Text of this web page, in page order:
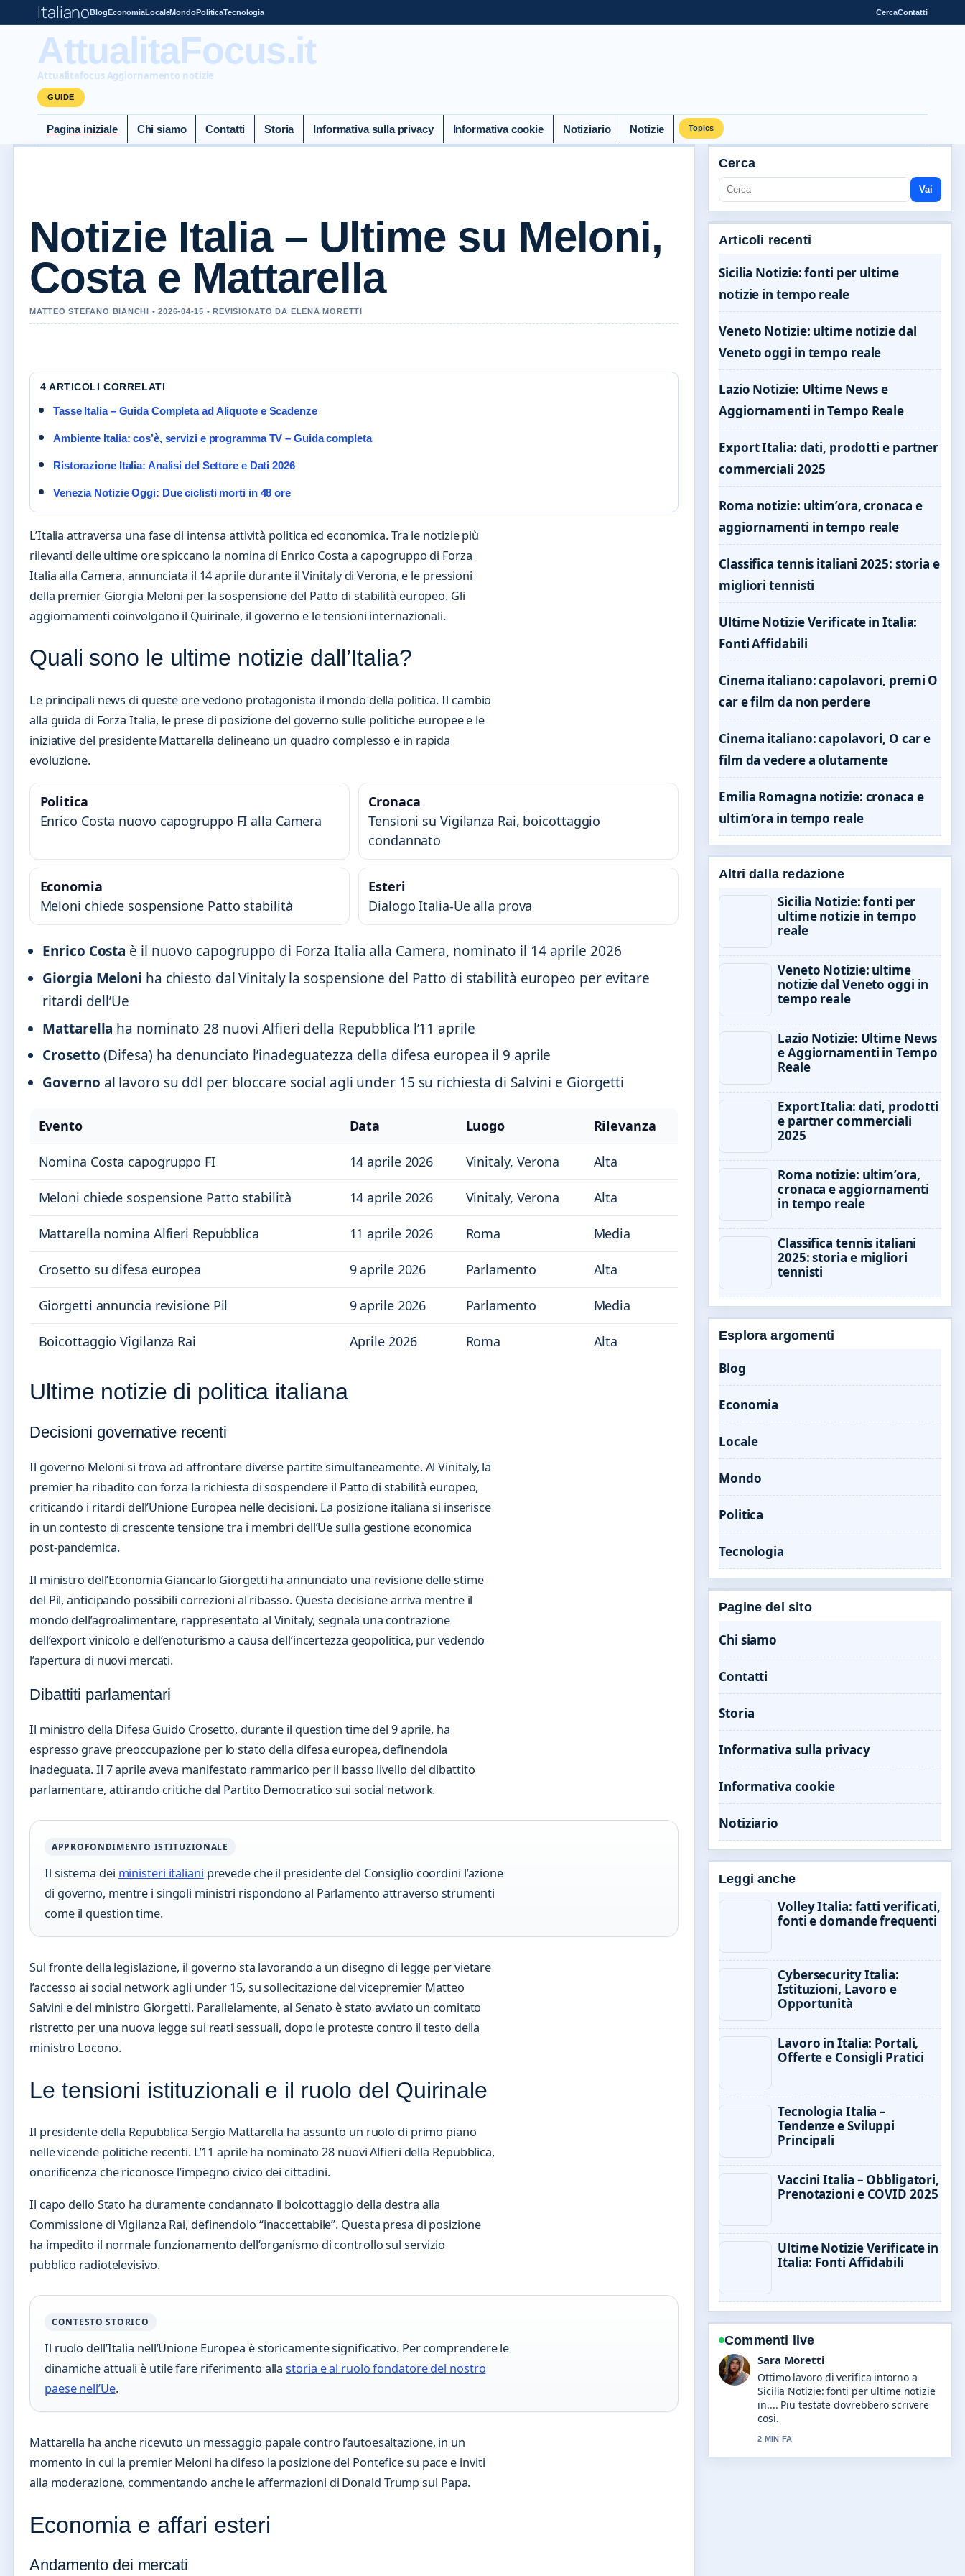
ItalianoBlogEconomiaLocaleMondoPoliticaTecnologia CercaContatti
AttualitaFocus.it
Attualitafocus Aggiornamento notizie
GUIDE
Pagina iniziale Chi siamo Contatti Storia Informativa sulla privacy Informativa cookie Notiziario Notizie Topics
Notizie Italia – Ultime su Meloni,
Costa e Mattarella
MATTEO STEFANO BIANCHI • 2026-04-15 • REVISIONATO DA ELENA MORETTI
4 ARTICOLI CORRELATI
Tasse Italia – Guida Completa ad Aliquote e Scadenze
Ambiente Italia: cos’è, servizi e programma TV – Guida completa
Ristorazione Italia: Analisi del Settore e Dati 2026
Venezia Notizie Oggi: Due ciclisti morti in 48 ore
L’Italia attraversa una fase di intensa attività politica ed economica. Tra le notizie più
rilevanti delle ultime ore spiccano la nomina di Enrico Costa a capogruppo di Forza
Italia alla Camera, annunciata il 14 aprile durante il Vinitaly di Verona, e le pressioni
della premier Giorgia Meloni per la sospensione del Patto di stabilità europeo. Gli
aggiornamenti coinvolgono il Quirinale, il governo e le tensioni internazionali.
Quali sono le ultime notizie dall’Italia?
Le principali news di queste ore vedono protagonista il mondo della politica. Il cambio
alla guida di Forza Italia, le prese di posizione del governo sulle politiche europee e le
iniziative del presidente Mattarella delineano un quadro complesso e in rapida
evoluzione.
Politica
Enrico Costa nuovo capogruppo FI alla Camera
Cronaca
Tensioni su Vigilanza Rai, boicottaggio
condannato
Economia
Meloni chiede sospensione Patto stabilità
Esteri
Dialogo Italia-Ue alla prova
Enrico Costa è il nuovo capogruppo di Forza Italia alla Camera, nominato il 14 aprile 2026
Giorgia Meloni ha chiesto dal Vinitaly la sospensione del Patto di stabilità europeo per evitare
ritardi dell’Ue
Mattarella ha nominato 28 nuovi Alfieri della Repubblica l’11 aprile
Crosetto(Difesa) ha denunciato l’inadeguatezza della difesa europea il 9 aprile
Governo al lavoro su ddl per bloccare social agli under 15 su richiesta di Salvini e Giorgetti
Evento Data Luogo Rilevanza
Nomina Costa capogruppo FI 14 aprile 2026 Vinitaly, Verona Alta
Meloni chiede sospensione Patto stabilità 14 aprile 2026 Vinitaly, Verona Alta
Mattarella nomina Alfieri Repubblica 11 aprile 2026 Roma Media
Crosetto su difesa europea 9 aprile 2026 Parlamento Alta
Giorgetti annuncia revisione Pil 9 aprile 2026 Parlamento Media
Boicottaggio Vigilanza Rai Aprile 2026 Roma Alta
Ultime notizie di politica italiana
Decisioni governative recenti
Il governo Meloni si trova ad affrontare diverse partite simultaneamente. Al Vinitaly, la
premier ha ribadito con forza la richiesta di sospendere il Patto di stabilità europeo,
criticando i ritardi dell’Unione Europea nelle decisioni. La posizione italiana si inserisce
in un contesto di crescente tensione tra i membri dell’Ue sulla gestione economica
post-pandemica.
Il ministro dell’Economia Giancarlo Giorgetti ha annunciato una revisione delle stime
del Pil, anticipando possibili correzioni al ribasso. Questa decisione arriva mentre il
mondo dell’agroalimentare, rappresentato al Vinitaly, segnala una contrazione
dell’export vinicolo e dell’enoturismo a causa dell’incertezza geopolitica, pur vedendo
l’apertura di nuovi mercati.
Dibattiti parlamentari
Il ministro della Difesa Guido Crosetto, durante il question time del 9 aprile, ha
espresso grave preoccupazione per lo stato della difesa europea, definendola
inadeguata. Il 7 aprile aveva manifestato rammarico per il basso livello del dibattito
parlamentare, attirando critiche dal Partito Democratico sui social network.
APPROFONDIMENTO ISTITUZIONALE
Il sistema dei ministeri italiani prevede che il presidente del Consiglio coordini l’azione
di governo, mentre i singoli ministri rispondono al Parlamento attraverso strumenti
come il question time.
Sul fronte della legislazione, il governo sta lavorando a un disegno di legge per vietare
l’accesso ai social network agli under 15, su sollecitazione del vicepremier Matteo
Salvini e del ministro Giorgetti. Parallelamente, al Senato è stato avviato un comitato
ristretto per una nuova legge sui reati sessuali, dopo le proteste contro il testo della
ministro Locono.
Le tensioni istituzionali e il ruolo del Quirinale
Il presidente della Repubblica Sergio Mattarella ha assunto un ruolo di primo piano
nelle vicende politiche recenti. L’11 aprile ha nominato 28 nuovi Alfieri della Repubblica,
onorificenza che riconosce l’impegno civico dei cittadini.
Il capo dello Stato ha duramente condannato il boicottaggio della destra alla
Commissione di Vigilanza Rai, definendolo “inaccettabile”. Questa presa di posizione
ha impedito il normale funzionamento dell’organismo di controllo sul servizio
pubblico radiotelevisivo.
CONTESTO STORICO
Il ruolo dell’Italia nell’Unione Europea è storicamente significativo. Per comprendere le
dinamiche attuali è utile fare riferimento allastoria e al ruolo fondatore del nostro
paese nell’Ue.
Mattarella ha anche ricevuto un messaggio papale contro l’autoesaltazione, in un
momento in cui la premier Meloni ha difeso la posizione del Pontefice su pace e inviti
alla moderazione, commentando anche le affermazioni di Donald Trump sul Papa.
Economia e affari esteri
Andamento dei mercati
Cerca
Vai
Articoli recenti
Sicilia Notizie: fonti per ultime
notizie in tempo reale
Veneto Notizie: ultime notizie dal
Veneto oggi in tempo reale
Lazio Notizie: Ultime News e
Aggiornamenti in Tempo Reale
Export Italia: dati, prodotti e partner
commerciali 2025
Roma notizie: ultim’ora, cronaca e
aggiornamenti in tempo reale
Classifica tennis italiani 2025: storia e
migliori tennisti
Ultime Notizie Verificate in Italia:
Fonti Affidabili
Cinema italiano: capolavori, premi O
car e film da non perdere
Cinema italiano: capolavori, O car e
film da vedere a olutamente
Emilia Romagna notizie: cronaca e
ultim’ora in tempo reale
Altri dalla redazione
Sicilia Notizie: fonti per
ultime notizie in tempo
reale
Veneto Notizie: ultime
notizie dal Veneto oggi in
tempo reale
Lazio Notizie: Ultime News
e Aggiornamenti in Tempo
Reale
Export Italia: dati, prodotti
e partner commerciali
2025
Roma notizie: ultim’ora,
cronaca e aggiornamenti
in tempo reale
Classifica tennis italiani
2025: storia e migliori
tennisti
Esplora argomenti
Blog
Economia
Locale
Mondo
Politica
Tecnologia
Pagine del sito
Chi siamo
Contatti
Storia
Informativa sulla privacy
Informativa cookie
Notiziario
Leggi anche
Volley Italia: fatti verificati,
fonti e domande frequenti
Cybersecurity Italia:
Istituzioni, Lavoro e
Opportunità
Lavoro in Italia: Portali,
Offerte e Consigli Pratici
Tecnologia Italia –
Tendenze e Sviluppi
Principali
Vaccini Italia – Obbligatori,
Prenotazioni e COVID 2025
Ultime Notizie Verificate in
Italia: Fonti Affidabili
Commenti live
Giulia Rossi
Ottima analisi di Veneto Notizie:
ultime notizie dal Veneto oggi.... E la
sintesi piu chiara che abbia visto oggi.
4 MIN FA